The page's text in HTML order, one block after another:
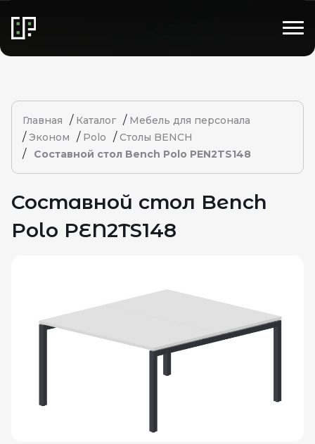
Главная / Каталог / Мебель для персонала
/Эконом / Polo /Столы BENCH
/ Составной стол Bench Polo PEN2TS148
Составной стол Bench
Polo PEN2TS148